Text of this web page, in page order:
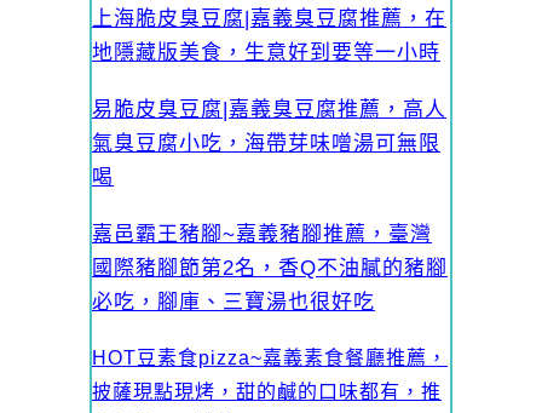
上海脆皮臭豆腐|嘉義臭豆腐推薦，在
地隱藏版美食，生意好到要等一小時
易脆皮臭豆腐|嘉義臭豆腐推薦，高人
氣臭豆腐小吃，海帶芽味噌湯可無限
喝
嘉邑霸王豬腳~嘉義豬腳推薦，臺灣
國際豬腳節第2名，香Q不油膩的豬腳
必吃，腳庫、三寶湯也很好吃
HOT豆素食pizza~嘉義素食餐廳推薦，
披薩現點現烤，甜的鹹的口味都有，推